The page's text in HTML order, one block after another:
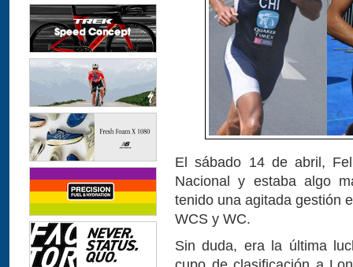
El sábado 14 de abril,
Nacional y estaba algo
tenido una agitada gestión
WCS y WC.
Sin duda, era la última